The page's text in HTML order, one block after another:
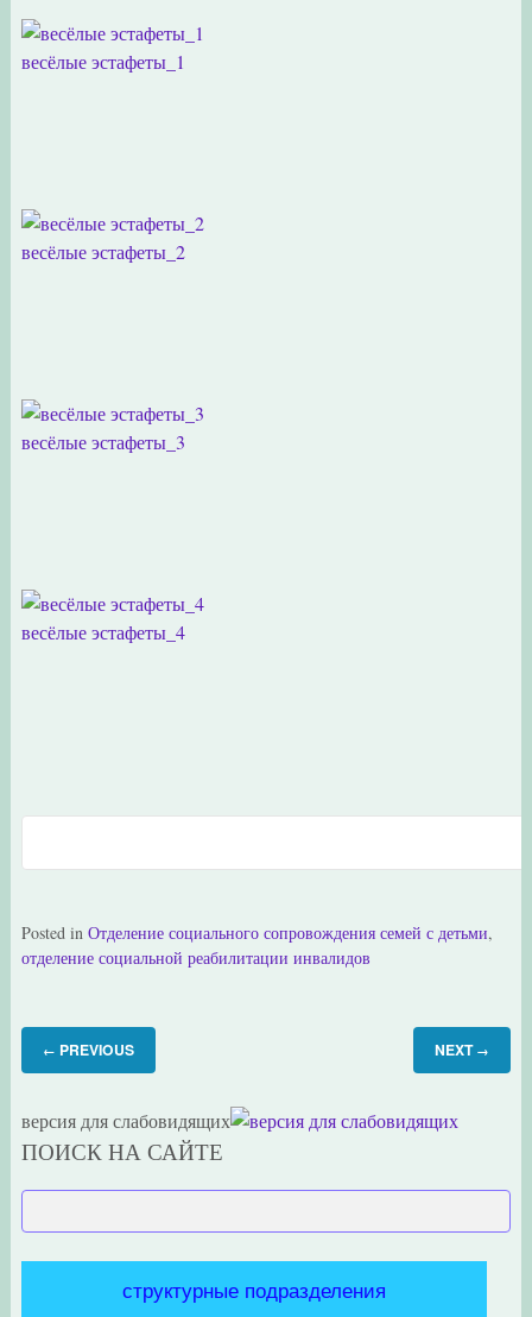
весёлые эстафеты_1
весёлые эстафеты_2
весёлые эстафеты_3
весёлые эстафеты_4
Posted in Отделение социального сопровождения семей с детьми,
отделение социальной реабилитации инвалидов
← PREVIOUS NEXT →
версия для слабовидящих
ПОИСК НА САЙТЕ
структурные подразделения